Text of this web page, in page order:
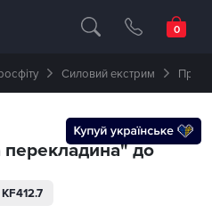
спортивне обладнання
Силовий екстрим
до
KF412.7